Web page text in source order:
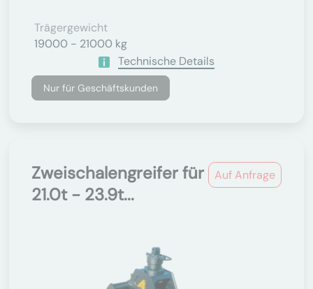
Trägergewicht
19000 - 21000 kg
Technische Details
Nur für Geschäftskunden
Auf Anfrage
Zweischalengreifer für
21.0t - 23.9t...